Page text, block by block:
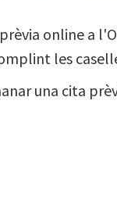
online a
les
una cita